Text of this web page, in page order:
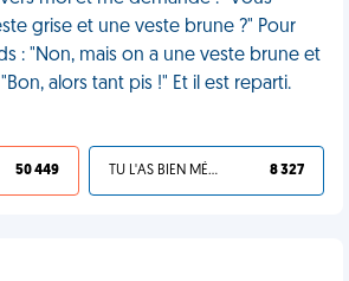
grise et une veste brune ?" Pour
: "Non, mais on a une veste brune et
alors tant pis !" Et il est reparti.
50 449 TU L'AS BIEN MÉRITÉ 8 327